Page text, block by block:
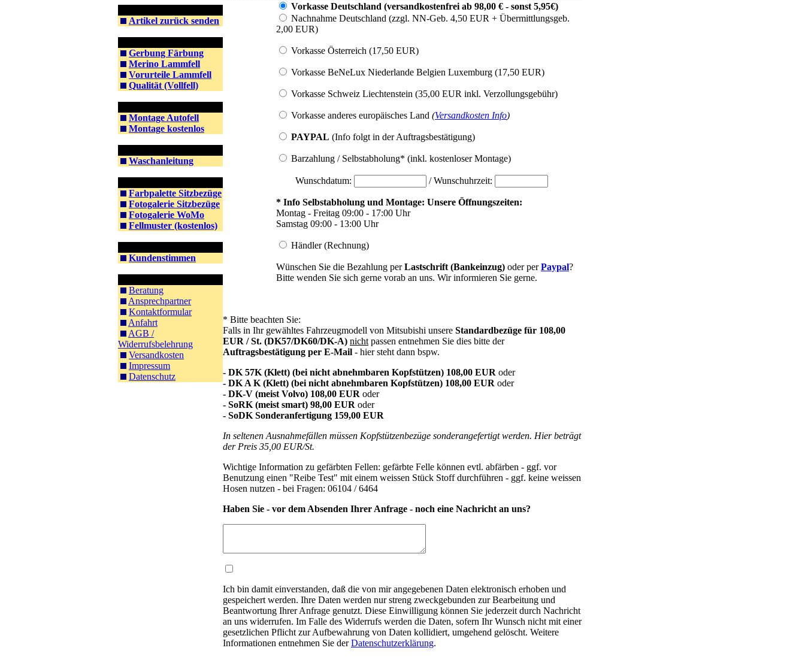
Artikel zurück senden
Gerbung Färbung
Merino Lammfell
Vorurteile Lammfell
Qualität (Vollfell)
Montage Autofell
Montage kostenlos
Waschanleitung
Farbpalette Sitzbezüge
Fotogalerie Sitzbezüge
Fotogalerie WoMo
Fellmuster (kostenlos)
Kundenstimmen
Beratung
Ansprechpartner
Kontaktformular
Anfahrt
AGB /
Widerrufsbelehrung
Versandkosten
Impressum
Datenschutz
Vorkasse Deutschland (versandkostenfrei ab 98,00 € - sonst 5,95€)
Nachnahme Deutschland (zzgl. NN-Geb. 4,50 EUR + Übermittlungsgeb.
2,00 EUR)
Vorkasse Österreich (17,50 EUR)
Vorkasse BeNeLux Niederlande Belgien Luxemburg (17,50 EUR)
Vorkasse Schweiz Liechtenstein (35,00 EUR inkl. Verzollungsgebühr)
Vorkasse anderes europäisches Land (Versandkosten Info)
PAYPAL (Info folgt in der Auftragsbestätigung)
Barzahlung / Selbstabholung* (inkl. kostenloser Montage)
Wunschdatum: / Wunschuhrzeit:
* Info Selbstabholung und Montage: Unsere Öffnungszeiten:
Montag - Freitag 09:00 - 17:00 Uhr
Samstag 09:00 - 13:00 Uhr
Händler (Rechnung)
Wünschen Sie die Bezahlung perLastschrift (Bankeinzug) oder perPaypal?
Bitte wenden Sie sich gerne vorab an uns. Wir informieren Sie gerne.
* Bitte beachten Sie:
Falls in Ihr gewähltes Fahrzeugmodell von Mitsubishi unsere Standardbezüge für 108,00
EUR / St. (DK57/DK60/DK-A) nicht passen entnehmen Sie dies bitte der
Auftragsbestätigung per E-Mail - hier steht dann bspw.
- DK 57K (Klett) (bei nicht abnehmbaren Kopfstützen) 108,00 EUR oder
- DK A K (Klett) (bei nicht abnehmbaren Kopfstützen) 108,00 EUR oder
- DK-V (meist Volvo) 108,00 EUR oder
- SoRK (meist smart) 98,00 EUR oder
- SoDK Sonderanfertigung 159,00 EUR
In seltenen Ausnahmefällen müssen Kopfstützenbezüge sonderangefertigt werden. Hier beträgt
der Preis 35,00 EUR/St.
Wichtige Information zu gefärbten Fellen: gefärbte Felle können evtl. abfärben - ggf. vor
Benutzung einen "Reibe Test" mit einem weissen Stück Stoff durchführen - ggf. keine weissen
Hosen nutzen - bei Fragen: 06104 / 6464
Haben Sie - vor dem Absenden Ihrer Anfrage - noch eine Nachricht an uns?
Ich bin damit einverstanden, daß die von mir angegebenen Daten elektronisch erhoben und
gespeichert werden. Ihre Daten werden nur streng zweckgebunden zur Bearbeitung und
Beantwortung Ihrer Anfrage genutzt. Diese Einwilligung können Sie jederzeit durch Nachricht
an uns widerrufen. Im Falle des Widerrufs werden die Daten, sofern Ihr Wunsch nicht mit einer
gesetzlichen Pflicht zur Aufbewahrung von Daten kollidiert, umgehend gelöscht. Weitere
Informationen entnehmen Sie derDatenschutzerklärung.